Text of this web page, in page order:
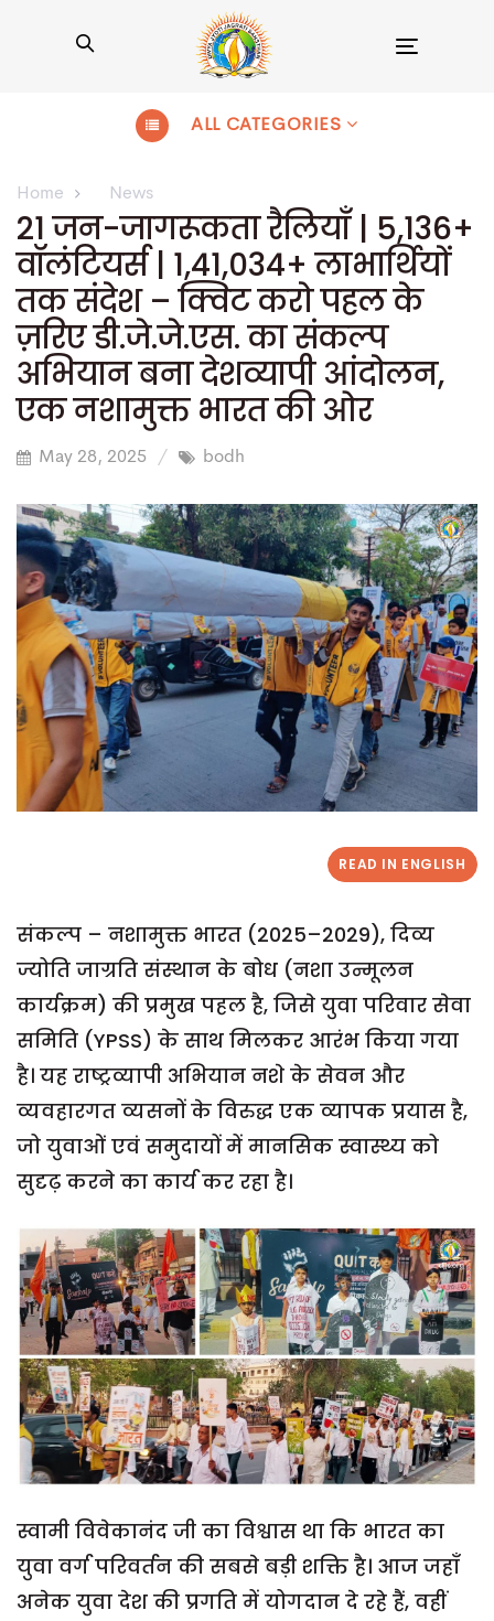
ALL CATEGORIES
Home News
21 जन-जागरूकता रैलियाँ | 5,136+
वॉलंटियर्स | 1,41,034+ लाभार्थियों
तक संदेश – क्विट करो पहल के
ज़रिए डी.जे.जे.एस. का संकल्प
अभियान बना देशव्यापी आंदोलन,
एक नशामुक्त भारत की ओर
May 28, 2025 bodh
READ IN ENGLISH
संकल्प – नशामुक्त भारत (2025–2029), दिव्य
ज्योति जाग्रति संस्थान के बोध (नशा उन्मूलन
कार्यक्रम) की प्रमुख पहल है, जिसे युवा परिवार सेवा
समिति (YPSS) के साथ मिलकर आरंभ किया गया
है। यह राष्ट्रव्यापी अभियान नशे के सेवन और
व्यवहारगत व्यसनों के विरुद्ध एक व्यापक प्रयास है,
जो युवाओं एवं समुदायों में मानसिक स्वास्थ्य को
सुदृढ़ करने का कार्य कर रहा है।
स्वामी विवेकानंद जी का विश्वास था कि भारत का
युवा वर्ग परिवर्तन की सबसे बड़ी शक्ति है। आज जहाँ
अनेक युवा देश की प्रगति में योगदान दे रहे हैं, वहीं